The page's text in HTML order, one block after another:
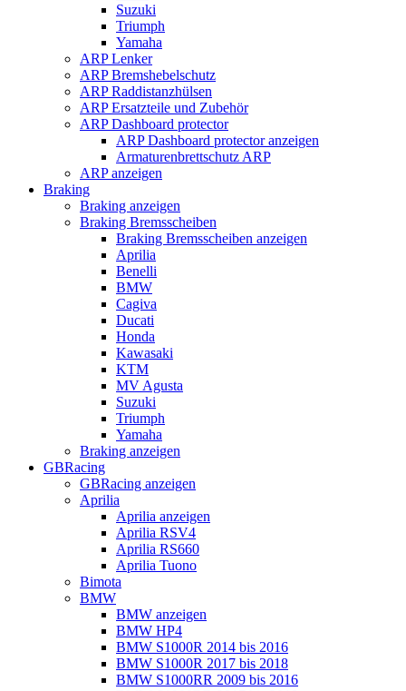
Suzuki
Triumph
Yamaha
ARP Lenker
ARP Bremshebelschutz
ARP Raddistanzhülsen
ARP Ersatzteile und Zubehör
ARP Dashboard protector
ARP Dashboard protector anzeigen
Armaturenbrettschutz ARP
ARP anzeigen
Braking
Braking anzeigen
Braking Bremsscheiben
Braking Bremsscheiben anzeigen
Aprilia
Benelli
BMW
Cagiva
Ducati
Honda
Kawasaki
KTM
MV Agusta
Suzuki
Triumph
Yamaha
Braking anzeigen
GBRacing
GBRacing anzeigen
Aprilia
Aprilia anzeigen
Aprilia RSV4
Aprilia RS660
Aprilia Tuono
Bimota
BMW
BMW anzeigen
BMW HP4
BMW S1000R 2014 bis 2016
BMW S1000R 2017 bis 2018
BMW S1000RR 2009 bis 2016